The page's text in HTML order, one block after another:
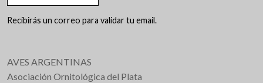
Recibirás un correo para validar tu email.
AVES ARGENTINAS
Asociación Ornitológica del Plata